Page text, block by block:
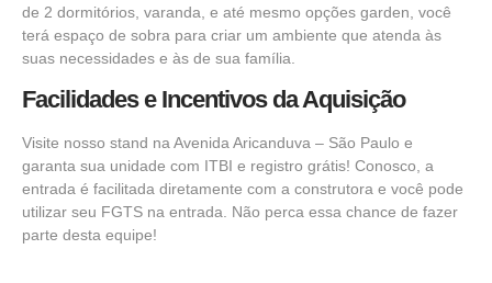
de 2 dormitórios, varanda, e até mesmo opções garden, você
terá espaço de sobra para criar um ambiente que atenda às
suas necessidades e às de sua família.
Facilidades e Incentivos da Aquisição
Visite nosso stand na Avenida Aricanduva – São Paulo e
garanta sua unidade com ITBI e registro grátis! Conosco, a
entrada é facilitada diretamente com a construtora e você pode
utilizar seu FGTS na entrada. Não perca essa chance de fazer
parte desta equipe!